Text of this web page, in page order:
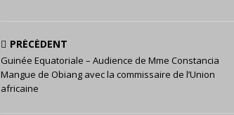
PRÉCÉDENT
Guinée Equatoriale – Audience de Mme Constancia
Mangue de Obiang avec la commissaire de l’Union
africaine